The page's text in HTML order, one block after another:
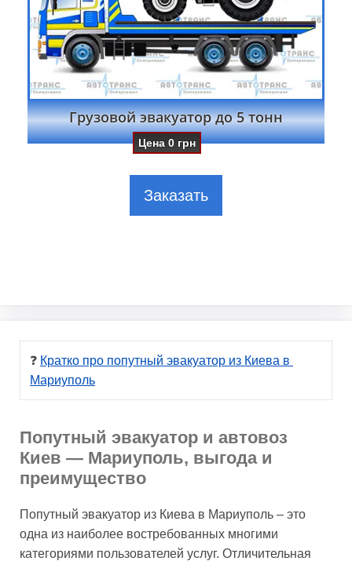
Грузовой эвакуатор до 5 тонн
Цена0 грн
Заказать
❓ Кратко про попутный эвакуатор из Киева в
Мариуполь
Попутный эвакуатор и автовоз
Киев — Мариуполь, выгода и
преимущество
Попутный эвакуатор из Киева в Мариуполь – это
одна из наиболее востребованных многими
категориями пользователей услуг. Отличительная